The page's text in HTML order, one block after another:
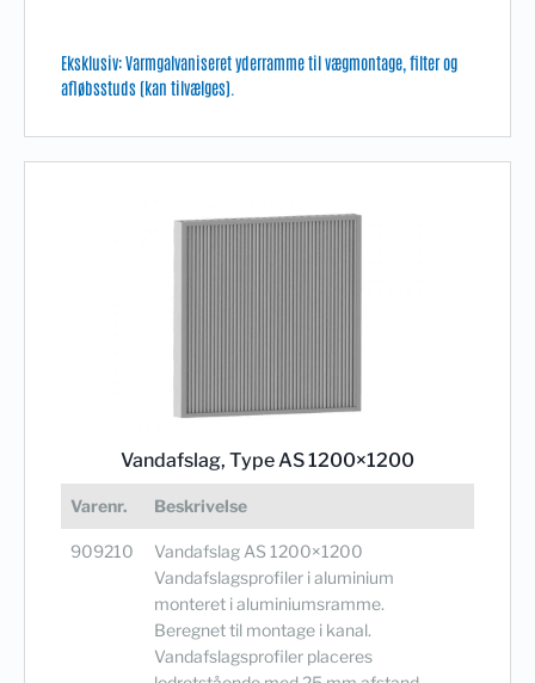
Eksklusiv: Varmgalvaniseret yderramme til vægmontage, filter og
afløbsstuds (kan tilvælges).
Vandafslag, Type AS 1200×1200
Varenr. Beskrivelse
909210
Vandafslag AS 1200×1200
Vandafslagsprofiler i aluminium
monteret i aluminiumsramme.
Beregnet til montage i kanal.
Vandafslagsprofiler placeres